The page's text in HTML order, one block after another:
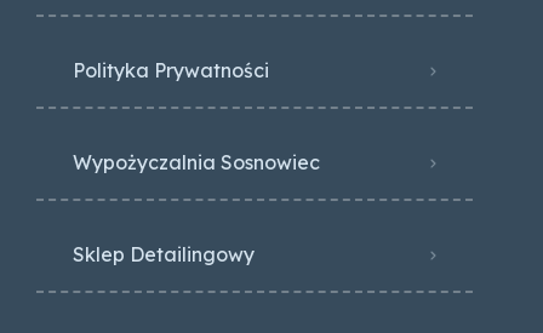
Polityka Prywatności
Wypożyczalnia Sosnowiec
Sklep Detailingowy